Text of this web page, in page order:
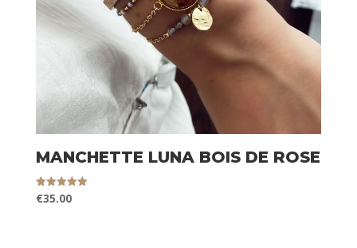
MANCHETTE LUNA BOIS DE ROSE
Note
5.00
€35.00